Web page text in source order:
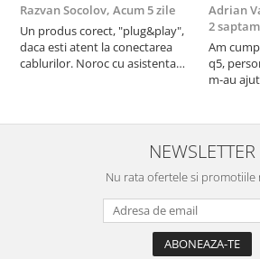
Razvan Socolov, Acum 5 zile
Un produs corect, "plug&play",
daca esti atent la conectarea
cablurilor. Noroc cu asistenta
atras atentia ca nu era conectat
cablul de video de la camera
Adrian
2
Am
q5,
m-au
tehnic,
la ei și
NEWSLETTER
Nu rata ofertele si promotiile